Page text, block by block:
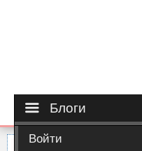
Блоги
Войти